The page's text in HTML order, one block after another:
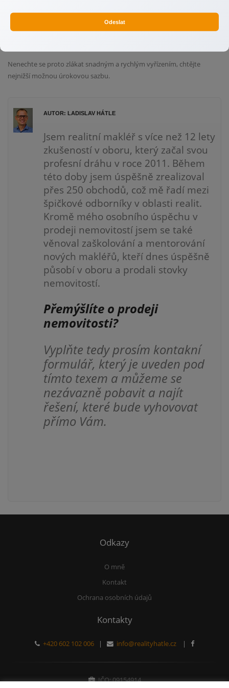
A v případě, že se ocitnete v problémech se splácením, přicházíte o
Nenechte se proto zlákat snadným a rychlým vyřízením, chtějte
nejnižší možnou úrokovou sazbu.
AUTOR: LADISLAV HÁTLE
Jsem realitní makléř s více než 12 lety
zkušeností v oboru, který začal svou
profesní dráhu v roce 2011. Během
této doby jsem úspěšně zrealizoval
přes 250 obchodů, což mě řadí mezi
špičkové odborníky v oblasti realit.
Kromě mého osobního úspěchu v
prodeji nemovitostí jsem se také
věnoval zaškolování a mentorování
nových makléřů, kteří dnes úspěšně
působí v oboru a prodali stovky
nemovitostí.
Přemýšlíte o prodeji
nemovitosti?
Vyplňte tedy prosím kontakní
formulář, který je uveden pod
tímto texem a můžeme se
nezávazně pobavit a najít
řešení, které bude vyhovovat
přímo Vám.
Odkazy
O mně
Kontakt
Ochrana osobních údajů
Kontakty
+420 602 102 006 | info@realityhatle.cz |
IČO: 09154914
Odeslat